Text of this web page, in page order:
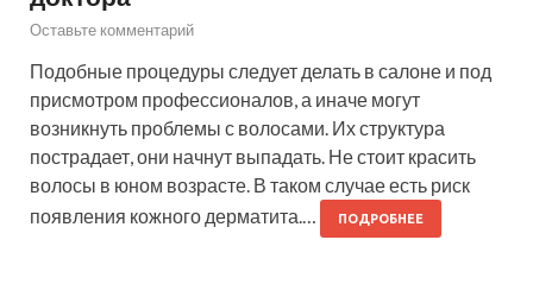
Оставьте комментарий
Подобные процедуры следует делать в салоне и под
присмотром профессионалов, а иначе могут
возникнуть проблемы с волосами. Их структура
пострадает, они начнут выпадать. Не стоит красить
волосы в юном возрасте. В таком случае есть риск
появления кожного дерматита.…
ПОДРОБНЕЕ